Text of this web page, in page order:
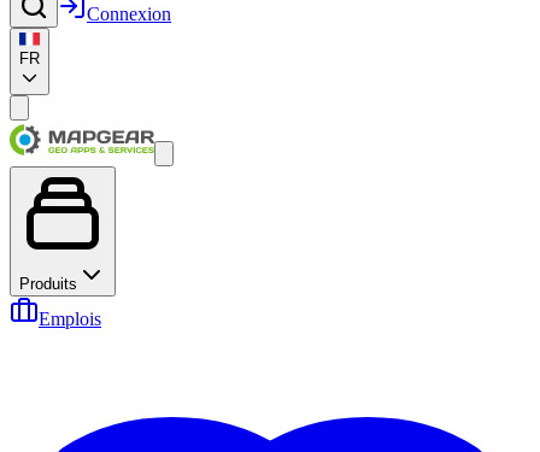
Connexion
FR
Produits
Emplois